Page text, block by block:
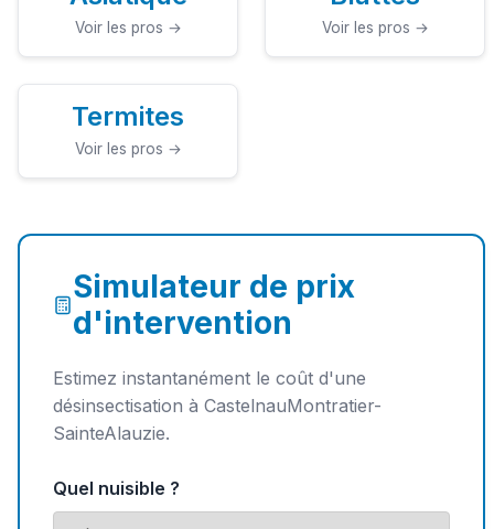
Voir les pros → Voir les pros →
Termites
Voir les pros →
Simulateur de prix
d'intervention
Estimez instantanément le coût d'une
désinsectisation à CastelnauMontratier-
SainteAlauzie.
Quel nuisible ?